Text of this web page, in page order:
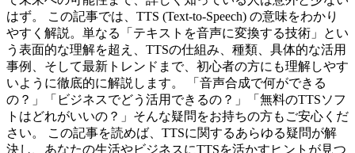
はず。 この記事では、TTS (Text-to-Speech) の意味をわかり
やすく解説。単なる「テキストを音声に変換する技術」とい
う表面的な理解を超え、TTSの仕組み、種類、具体的な活用
事例、そして最新トレンドまで、初心者の方にも理解しやす
いように徹底的に解説します。 「音声合成で何ができる
の？」「ビジネスでどう活用できるの？」「無料のTTSソフ
トはどれがいいの？」そんな疑問をお持ちの方もご安心くだ
さい。 この記事を読めば、TTSに関するあらゆる疑問が解
決し、あなたの生活やビジネスにTTSを活かすヒントが見つ